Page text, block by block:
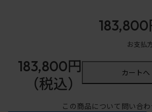
183,800
お支払
183,800円
（税込）
カートへ
この商品について問い合わ